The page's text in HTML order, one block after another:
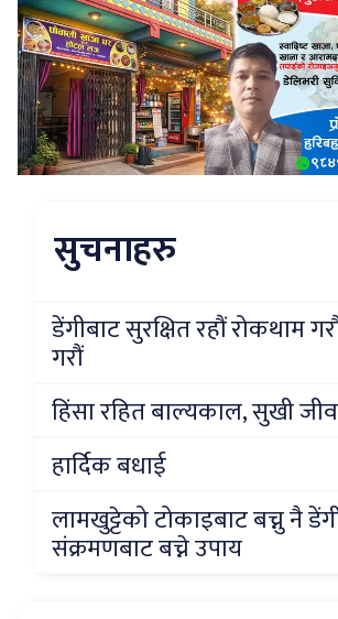
सुचनाहरु
डेंगीबाट सुरक्षित रहौं रोकथाम
गरौं
हिंसा रहित बाल्यकाल, सुखी
हार्दिक बधाई
लामखुट्टेको टोकाइबाट बच्नु नै
संक्रमणबाट बच्ने उपाय